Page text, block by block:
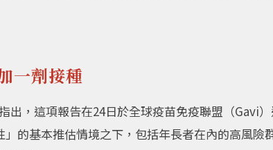
一劑接種
出，這項報告在24日於全球疫苗免疫聯盟（Gavi
的基本推估情境之下，包括年長者在內的高風險